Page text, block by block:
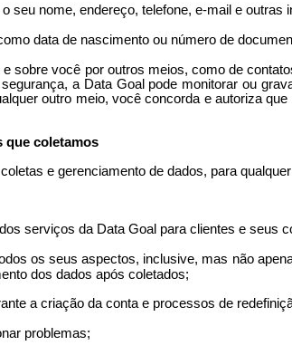
seu nome, endereço, telefone, e-mail e outras
data de nascimento ou número de
sobre você por outros meios, como de
a Data Goal pode monitorar ou
outro meio, você concorda e autoriza
que coletamos
e gerenciamento de dados, para
serviços da Data Goal para clientes e seus
os seus aspectos, inclusive, mas não
dos dados após coletados;
a criação da conta e processos de
problemas;